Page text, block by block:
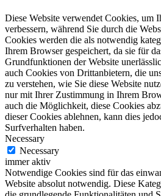
Diese Website verwendet Cookies, um
verbessern, während Sie durch die
Cookies werden die als notwendig
Ihrem Browser gespeichert, da sie für
Grundfunktionen der Website
auch Cookies von Drittanbietern, die
zu verstehen, wie Sie diese Website
nur mit Ihrer Zustimmung in Ihrem
auch die Möglichkeit, diese Cookies
dieser Cookies ablehnen, kann dies
Surfverhalten haben.
Necessary
Necessary
immer aktiv
Notwendige Cookies sind für das
Website absolut notwendig. Diese